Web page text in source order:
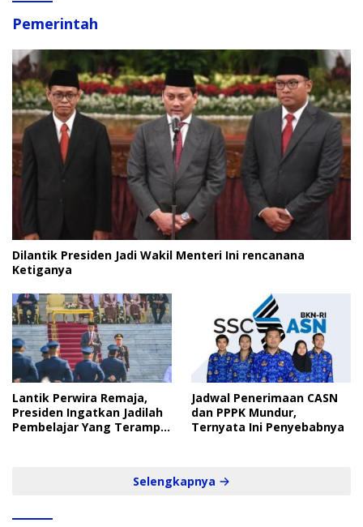
Pemerintah
Dilantik Presiden Jadi Wakil Menteri Ini rencanana
Ketiganya
Lantik Perwira Remaja,
Presiden Ingatkan Jadilah
Pembelajar Yang Terampil
Jadwal Penerimaan CASN
dan PPPK Mundur,
Ternyata Ini Penyebabnya
Selengkapnya